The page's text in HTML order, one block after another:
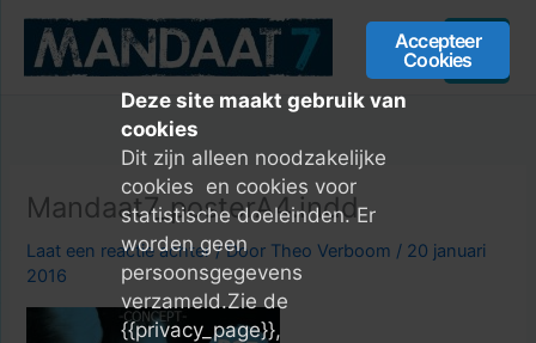
Mandaat7_posterA4.indd
Laat een reactie achter / Door Theo Verboom / 20 januari
2016
Menu
Accepteer
Cookies
Deze site maakt gebruik van
cookies
Dit zijn alleen noodzakelijke
cookies en cookies voor
statistische doeleinden. Er
worden geen
persoonsgegevens
verzameld.Zie de
{{privacy_page}},